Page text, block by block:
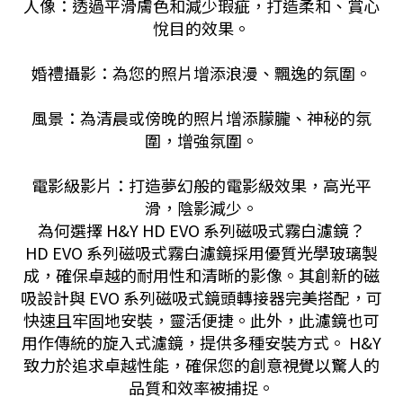
人像：透過平滑膚色和減少瑕疵，打造柔和、賞心
悅目的效果。
婚禮攝影：為您的照片增添浪漫、飄逸的氛圍。
風景：為清晨或傍晚的照片增添朦朧、神秘的氛
圍，增強氛圍。
電影級影片：打造夢幻般的電影級效果，高光平
滑，陰影減少。
為何選擇 H&Y HD EVO 系列磁吸式霧白濾鏡？
HD EVO 系列磁吸式霧白濾鏡採用優質光學玻璃製
成，確保卓越的耐用性和清晰的影像。其創新的磁
吸設計與 EVO 系列磁吸式鏡頭轉接器完美搭配，可
快速且牢固地安裝，靈活便捷。此外，此濾鏡也可
用作傳統的旋入式濾鏡，提供多種安裝方式。 H&Y
致力於追求卓越性能，確保您的創意視覺以驚人的
品質和效率被捕捉。